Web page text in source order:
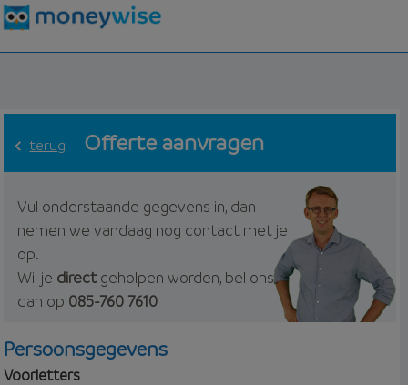
terug Offerte aanvragen
Vul onderstaande gegevens in, dan
nemen we vandaag nog contact met je
op.
Wil je directgeholpen worden, bel ons
dan op 085-760 7610
Persoonsgegevens
Voorletters